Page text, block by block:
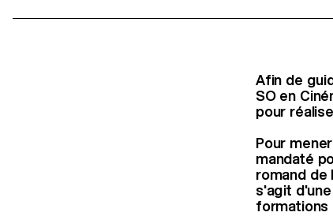
Afin de
SO en
pour
Pour
mandaté
romand de
s'agit
formations